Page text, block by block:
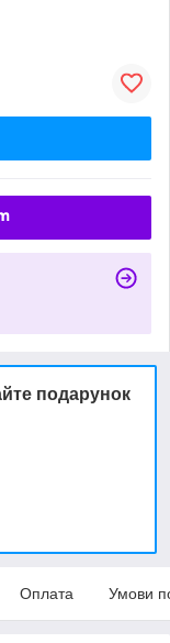
подарунок
Оплата Умови